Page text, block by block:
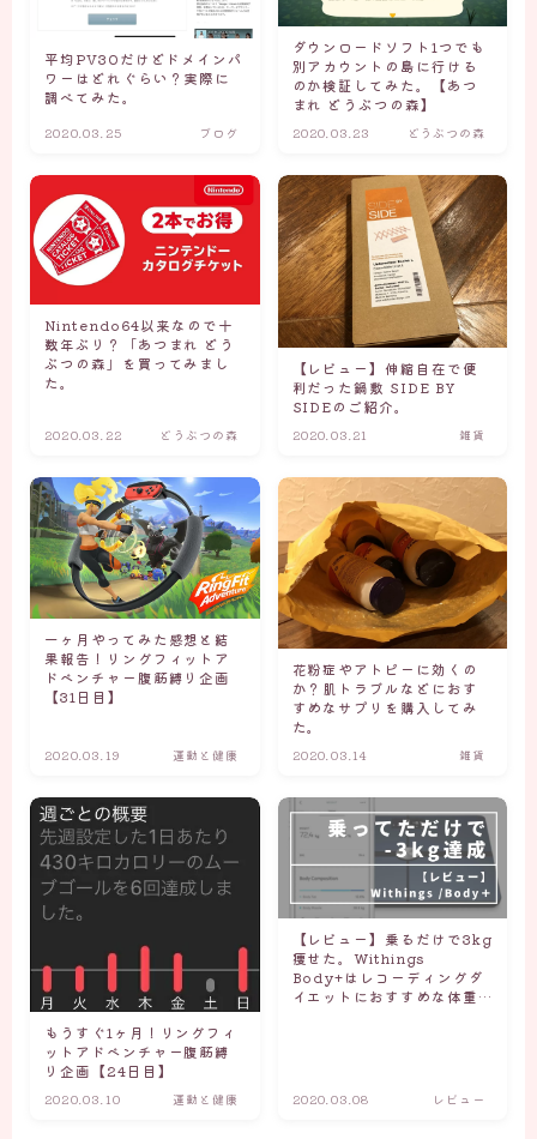
平均PV30だけどドメインパ
ワーはどれぐらい？実際に
調べてみた。
2020.03.25 ブログ
ダウンロードソフト1つでも
別アカウントの島に行ける
のか検証してみた。【あつ
まれ どうぶつの森】
2020.03.23 どうぶつの森
Nintendo64以来なので十
数年ぶり？「あつまれ どう
ぶつの森」を買ってみまし
た。
2020.03.22 どうぶつの森
【レビュー】伸縮自在で便
利だった鍋敷 SIDE BY
SIDEのご紹介。
2020.03.21 雑貨
一ヶ月やってみた感想と結
果報告！リングフィットア
ドベンチャー腹筋縛り企画
【31日目】
2020.03.19 運動と健康
花粉症やアトピーに効くの
か？肌トラブルなどにおす
すめなサプリを購入してみ
た。
2020.03.14 雑貨
もうすぐ1ヶ月！リングフィ
ットアドベンチャー腹筋縛
り企画【24日目】
2020.03.10 運動と健康
【レビュー】乗るだけで3kg
痩せた。Withings
Body+はレコーディングダ
イエットにおすすめな体重
2020.03.08 レビュー